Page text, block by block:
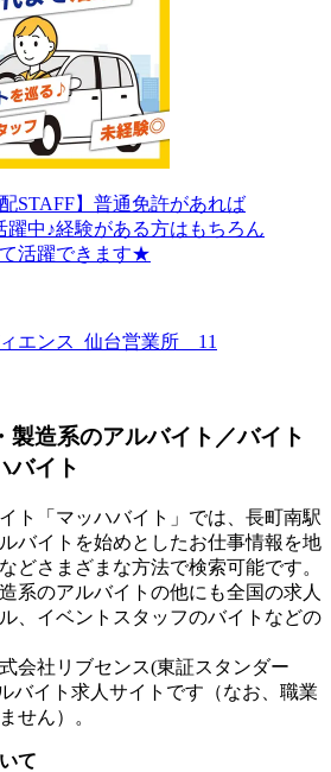
配STAFF】普通免許があれば
躍中♪経験がある方はもちろん
活躍できます★
エンス_仙台営業所＿11
製造系のアルバイト／バイト
バイト
ト「マッハバイト」では、長町南駅
バイトを始めとしたお仕事情報を地
どさまざまな方法で検索可能です。
系のアルバイトの他にも全国の求人
、イベントスタッフのバイトなどの
会社リブセンス(東証スタンダー
バイト求人サイトです（なお、職業
せん）。
て